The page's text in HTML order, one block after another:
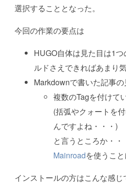
選択することとなった。
今回の作業の要点は
HUGO自体は見た目は1
ルドさえできればあまり
Markdownで書いた記事の
複数のTagを付けて
(括弧やクォートを
んですよね・・・)
と言うところか・
Mainroadを使うこと
インストールの方はこんな感じ